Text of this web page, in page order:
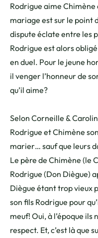
Rodrigue aime
mariage est sur le point
dispute éclate entre les
Rodrigue est alors
en duel. Pour le jeune
il venger l’honneur de
qu’il aime?
Selon Corneille &
Rodrigue et Chimène
marier… sauf que leurs
Le père de Chimène (le
Rodrigue (Don Diègue)
Diègue étant trop vieux
son fils Rodrigue pour
meuf! Oui, à l’époque
respect. Et, c’est là que